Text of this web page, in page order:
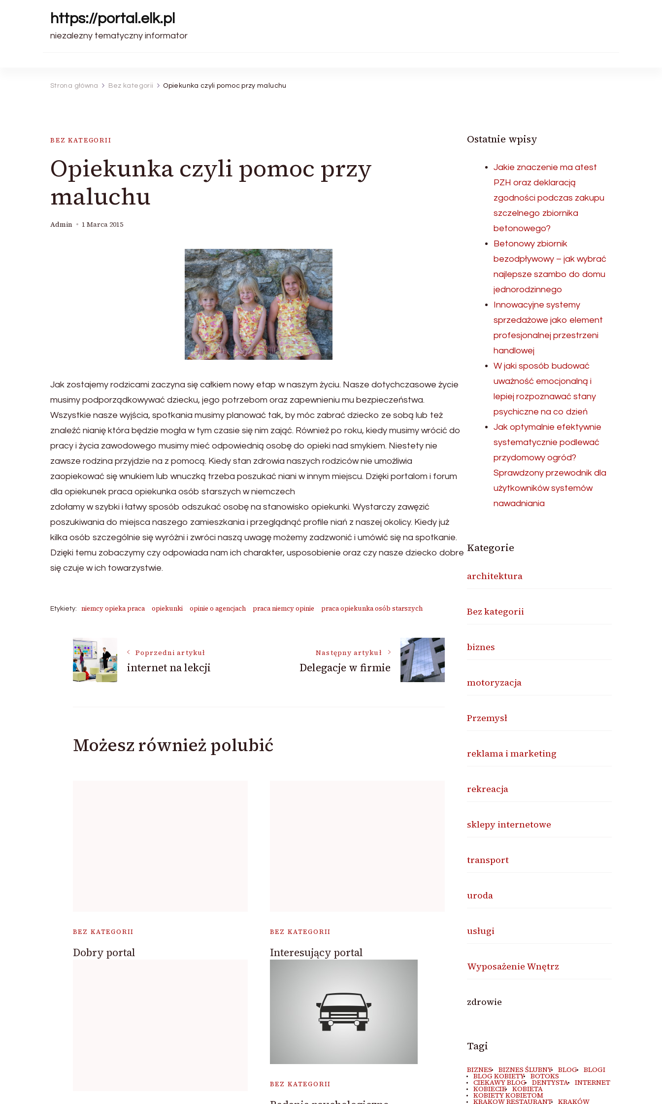
https://portal.elk.pl
niezalezny tematyczny informator
Strona główna Bez kategorii Opiekunka czyli pomoc przy maluchu
BEZ KATEGORII
Opiekunka czyli pomoc przy
maluchu
Admin 1 Marca 2015
Jak zostajemy rodzicami zaczyna się całkiem nowy etap w naszym życiu. Nasze dotychczasowe życie
musimy podporządkowywać dziecku, jego potrzebom oraz zapewnieniu mu bezpieczeństwa.
Wszystkie nasze wyjścia, spotkania musimy planować tak, by móc zabrać dziecko ze sobą lub też
znaleźć nianię która będzie mogła w tym czasie się nim zająć. Również po roku, kiedy musimy wrócić do
pracy i życia zawodowego musimy mieć odpowiednią osobę do opieki nad smykiem. Niestety nie
zawsze rodzina przyjdzie na z pomocą. Kiedy stan zdrowia naszych rodziców nie umożliwia
zaopiekować się wnukiem lub wnuczką trzeba poszukać niani w innym miejscu. Dzięki portalom i forum
dla opiekunek praca opiekunka osób starszych w niemczech
zdołamy w szybki i łatwy sposób odszukać osobę na stanowisko opiekunki. Wystarczy zawęzić
poszukiwania do miejsca naszego zamieszkania i przeglądnąć profile niań z naszej okolicy. Kiedy już
kilka osób szczególnie się wyróżni i zwróci naszą uwagę możemy zadzwonić i umówić się na spotkanie.
Dzięki temu zobaczymy czy odpowiada nam ich charakter, usposobienie oraz czy nasze dziecko dobre
się czuje w ich towarzystwie.
Etykiety: niemcy opieka praca opiekunki opinie o agencjach praca niemcy opinie praca opiekunka osób starszych
Nawigacja
wpisu
Poprzedni artykuł
internet na lekcji
Następny artykuł
Delegacje w firmie
Możesz również polubić
BEZ KATEGORII
Dobry portal
BEZ KATEGORII
Interesujący portal
BEZ KATEGORII
Ostatnie wpisy
Jakie znaczenie ma atest
PZH oraz deklaracją
zgodności podczas zakupu
szczelnego zbiornika
betonowego?
Betonowy zbiornik
bezodpływowy – jak wybrać
najlepsze szambo do domu
jednorodzinnego
Innowacyjne systemy
sprzedażowe jako element
profesjonalnej przestrzeni
handlowej
W jaki sposób budować
uważność emocjonalną i
lepiej rozpoznawać stany
psychiczne na co dzień
Jak optymalnie efektywnie
systematycznie podlewać
przydomowy ogród?
Sprawdzony przewodnik dla
użytkowników systemów
nawadniania
Kategorie
architektura
Bez kategorii
biznes
motoryzacja
Przemysł
reklama i marketing
rekreacja
sklepy internetowe
transport
uroda
usługi
Wyposażenie Wnętrz
zdrowie
Tagi
BIZNES BIZNES ŚLUBNY BLOG BLOGI
BLOG KOBIETY BOTOKS
CIEKAWY BLOG DENTYSTA INTERNET
KOBIECIE KOBIETA
KOBIETY KOBIETOM
KRAKOW RESTAURANT KRAKÓW